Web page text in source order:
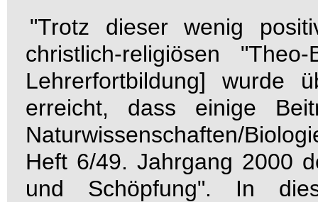
"Trotz dieser wenig
christlich-religiösen
Lehrerfortbildung] wurde
erreicht, dass einige
Naturwissenschaften/
Heft 6/49. Jahrgang 2000
und Schöpfung". In